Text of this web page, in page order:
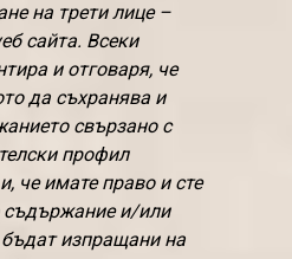
на трети лице –
сайта. Всеки
и отговаря, че
да съхранява и
свързано с
профил
че имате право и сте
съдържание и/или
бъдат изпращани на